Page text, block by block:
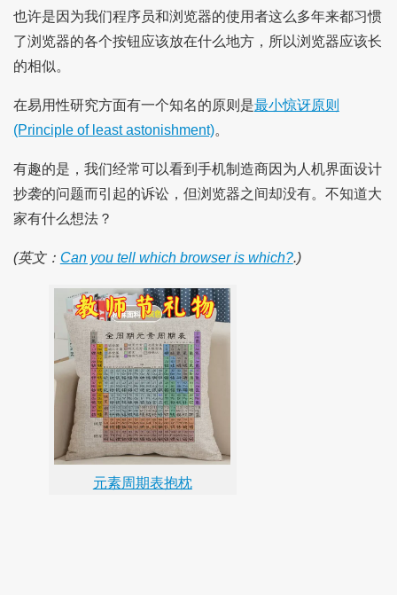
也许是因为我们程序员和浏览器的使用者这么多年来都习惯
了浏览器的各个按钮应该放在什么地方，所以浏览器应该长
的相似。
在易用性研究方面有一个知名的原则是最小惊讶原则
(Principle of least astonishment)。
有趣的是，我们经常可以看到手机制造商因为人机界面设计
抄袭的问题而引起的诉讼，但浏览器之间却没有。不知道大
家有什么想法？
(英文： Can you tell which browser is which?.)
元素周期表抱枕